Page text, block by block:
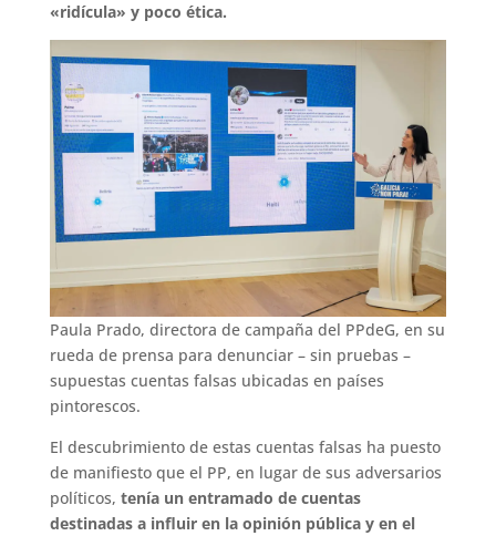
«ridícula» y poco ética.
Paula Prado, directora de campaña del PPdeG, en su
rueda de prensa para denunciar – sin pruebas –
supuestas cuentas falsas ubicadas en países
pintorescos.
El descubrimiento de estas cuentas falsas ha puesto
de manifiesto que el PP, en lugar de sus adversarios
políticos, tenía un entramado de cuentas
destinadas a influir en la opinión pública y en el